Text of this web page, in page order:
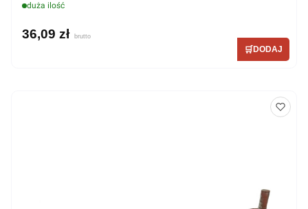
duża ilość
36,09 zł